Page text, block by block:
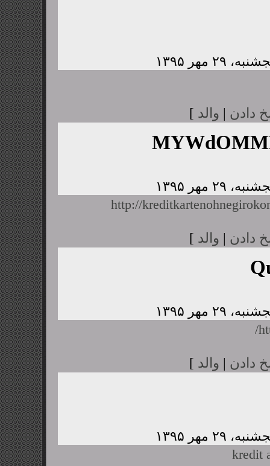
دادن | والد ]
http://
دادن | والد ]
دادن | والد ]
kredit